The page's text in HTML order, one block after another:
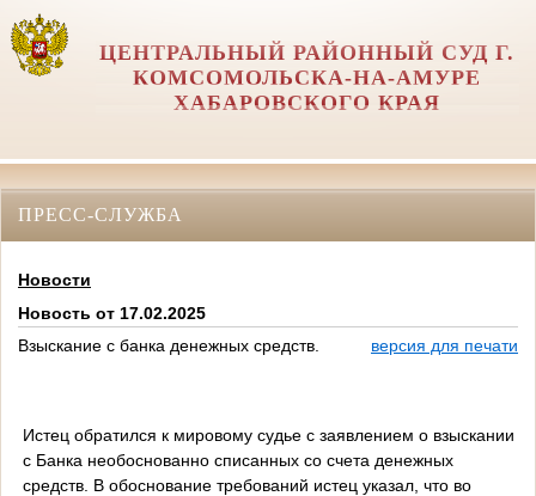
ЦЕНТРАЛЬНЫЙ РАЙОННЫЙ СУД Г.
КОМСОМОЛЬСКА-НА-АМУРЕ
ХАБАРОВСКОГО КРАЯ
ПРЕСС-СЛУЖБА
Новости
Новость от 17.02.2025
Взыскание с банка денежных средств.
версия для печати
Истец обратился к мировому судье с заявлением о взыскании
с Банка необоснованно списанных со счета денежных
средств. В обоснование требований истец указал, что во